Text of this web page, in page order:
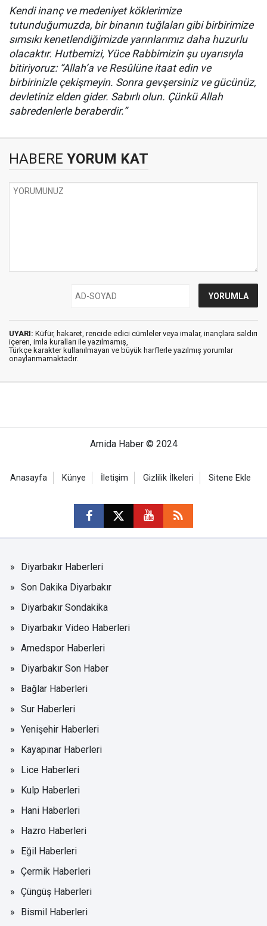
Kendi inanç ve medeniyet köklerimize
tutunduğumuzda, bir binanın tuğlaları gibi birbirimize
sımsıkı kenetlendiğimizde yarınlarımız daha huzurlu
olacaktır. Hutbemizi, Yüce Rabbimizin şu uyarısıyla
bitiriyoruz: “Allah’a ve Resûlüne itaat edin ve
birbirinizle çekişmeyin. Sonra gevşersiniz ve gücünüz,
devletiniz elden gider. Sabırlı olun. Çünkü Allah
sabredenlerle beraberdir.”
HABERE YORUM KAT
UYARI: Küfür, hakaret, rencide edici cümleler veya imalar, inançlara saldırı
içeren, imla kuralları ile yazılmamış,
Türkçe karakter kullanılmayan ve büyük harflerle yazılmış yorumlar
onaylanmamaktadır.
Amida Haber © 2024
Anasayfa Künye İletişim Gizlilik İlkeleri Sitene Ekle
Diyarbakır Haberleri
Son Dakika Diyarbakır
Diyarbakır Sondakika
Diyarbakır Video Haberleri
Amedspor Haberleri
Diyarbakır Son Haber
Bağlar Haberleri
Sur Haberleri
Yenişehir Haberleri
Kayapınar Haberleri
Lice Haberleri
Kulp Haberleri
Hani Haberleri
Hazro Haberleri
Eğil Haberleri
Çermik Haberleri
Çüngüş Haberleri
Bismil Haberleri